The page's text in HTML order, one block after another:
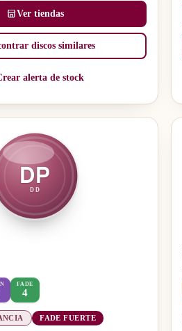
Ver tiendas
discos similares
alerta de stock
DP
DD
FADE
4
FADE FUERTE